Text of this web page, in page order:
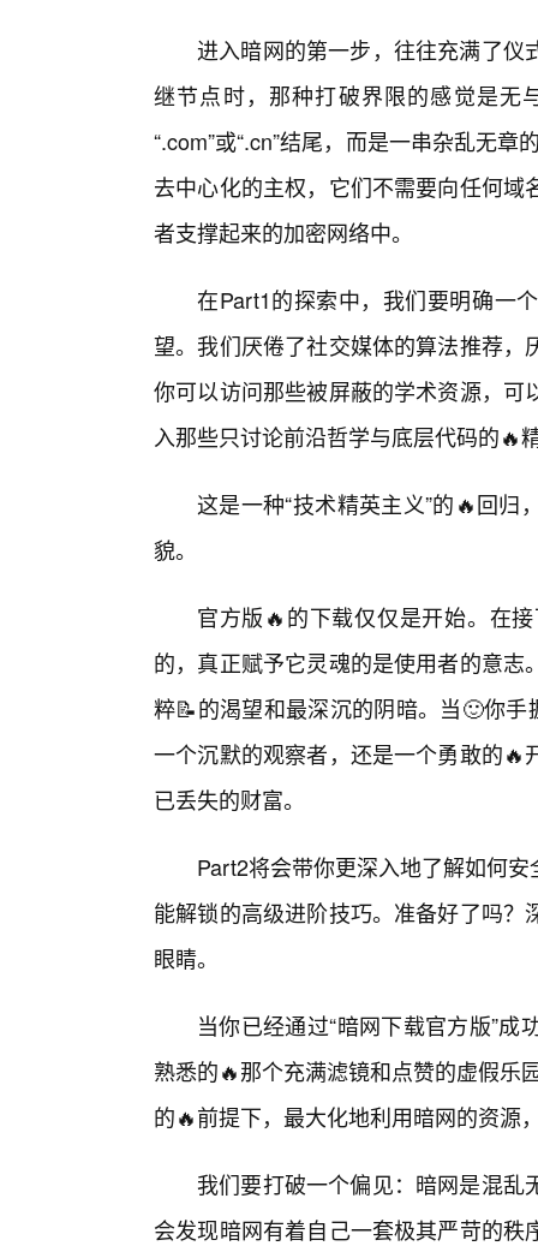
进入暗网的第一步，往往充满了仪
继节点时，那种打破界限的感觉是无
“.com”或“.cn”结尾，而是一串杂乱无
去中心化的主权，它们不需要向任何
者支撑起来的加密网络中。
在Part1的探索中，我们要明确一
望。我们厌倦了社交媒体的算法推荐
你可以访问那些被屏蔽的学术资源，
入那些只讨论前沿哲学与底层代码的🔥
这是一种“技术精英主义”的🔥回
貌。
官方版🔥的下载仅仅是开始。在
的，真正赋予它灵魂的是使用者的意
粹📝的渴望和最深沉的阴暗。当🙂你
一个沉默的观察者，还是一个勇敢的
已丢失的财富。
Part2将会带你更深入地了解如何
能解锁的高级进阶技巧。准备好了吗
眼睛。
当你已经通过“暗网下载官方版”
熟悉的🔥那个充满滤镜和点赞的虚假乐
的🔥前提下，最大化地利用暗网的资源
我们要打破一个偏见：暗网是混
会发现暗网有着自己一套极其严苛的